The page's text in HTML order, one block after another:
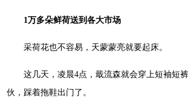
1万多朵鲜荷送到各大市场
采荷花也不容易，天蒙蒙亮就要起床。
这几天，凌晨4点，戢流森就会穿上短袖短
伙，踩着拖鞋出门了。